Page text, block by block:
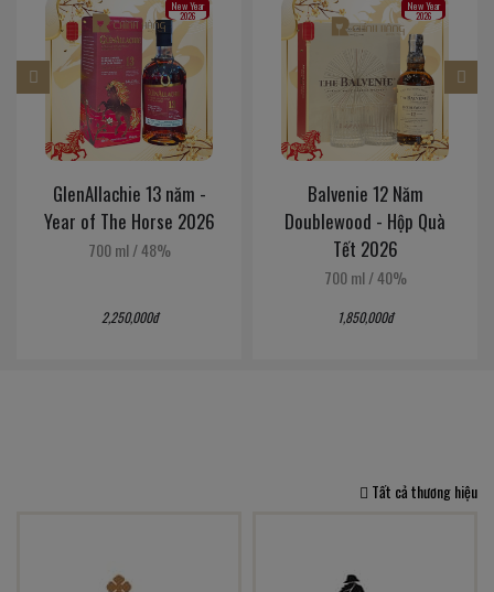
New Year
2026
GlenAllachie 13 năm -
Year of The Horse 2026
700 ml/48%
2,250,000đ
New Year
2026
Balvenie 12 Năm
Doublewood - Hộp Quà
Tết 2026
700 ml/40%
1,850,000đ
Tất cả thương hiệu